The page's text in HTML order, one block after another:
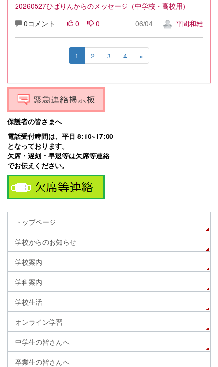
20260527ひばりんからのメッセージ（中学校・高校用）
0コメント
0 0 06/04 平間和雄
1 2 3 4 »
保護者の皆さまへ
電話受付時間は、平日 8:10~17:00
となっております。
欠席・遅刻・早退等は欠席等連絡
でお伝えください。
トップページ
学校からのお知らせ
学校案内
学科案内
学校生活
オンライン学習
中学生の皆さんへ
卒業生の皆さんへ